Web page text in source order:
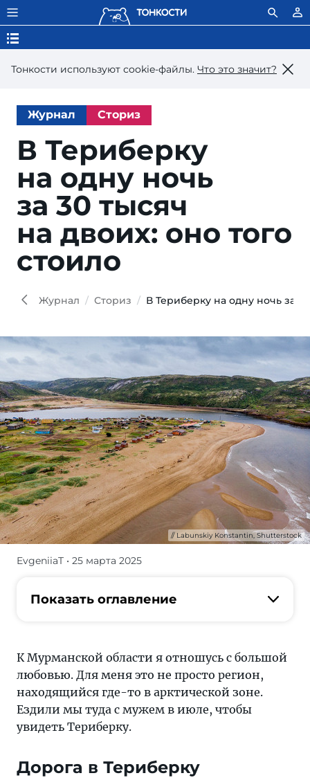
Тонкости используют сookie-файлы. Что это значит?
Журнал Сториз
В Териберку
на одну ночь
за 30 ты­сяч
на двоих: оно то­го
стоило
Журнал Сториз В Териберку на одну ночь за
Labunskiy Konstantin, Shutterstock
К
области
большой
меня
это
просто
EvgeniiaT • 25 марта 2025
Показать оглавление
К Мурманской области я отношусь с большой
любовью. Для меня это не просто регион,
находящийся где-то в арктической зоне.
Ездили мы туда с мужем в июле, чтобы
увидеть Териберку.
Дорога в Териберку